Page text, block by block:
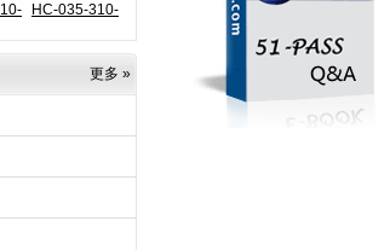
ENU
HC-035-310-
ENU
更多 »